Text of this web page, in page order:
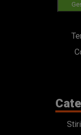
Stiri